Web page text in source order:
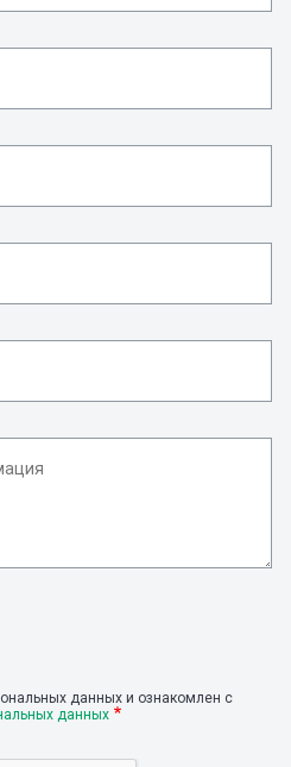
данных и ознакомлен с
данных